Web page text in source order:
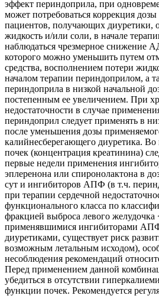
эффект периндоприла, при
может потребоваться коррекция
пациентов, получающих диуретики,
жидкость и/или соли, в начале
наблюдаться чрезмерное снижение
которого можно уменьшить путем
средства, восполнением потери
началом терапии периндоприлом, а
периндоприла в низкой начальной
постепенным ее увеличением. При
недостаточности в случае
периндоприл следует применять в
после уменьшения дозы
калийнесберегающего диуретика.
почек (концентрация креатинина)
первые недели применения
эплеренона или спиронолактона в
сут и ингибиторов АПФ (в т.ч.
при терапии сердечной
функционального класса по
фракцией выброса левого желудочка
применявшимися ингибиторами
диуретиками, существует риск
возможным летальным исходом),
несоблюдения рекомендаций
Перед применением данной
убедиться в отсутствии
функции почек. Рекомендуется